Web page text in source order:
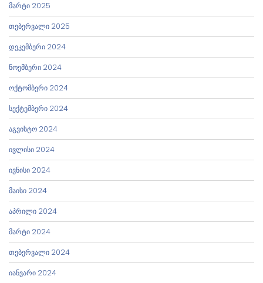
მარტი 2025
თებერვალი 2025
დეკემბერი 2024
ნოემბერი 2024
ოქტომბერი 2024
სექტემბერი 2024
აგვისტო 2024
ივლისი 2024
ივნისი 2024
მაისი 2024
აპრილი 2024
მარტი 2024
თებერვალი 2024
იანვარი 2024